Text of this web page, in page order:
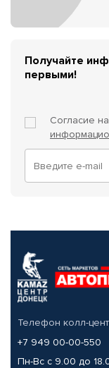
Получайте
первыми!
Согласие
Телефон колл-
+7 949 00-00-550
Пн-Вс с 9.00 до